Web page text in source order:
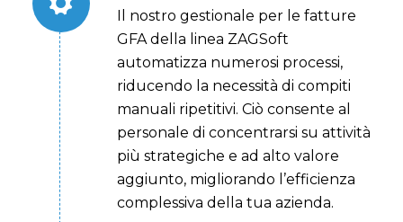
Il nostro gestionale per le fatture
GFA della linea ZAGSoft
automatizza numerosi processi,
riducendo la necessità di compiti
manuali ripetitivi. Ciò consente al
personale di concentrarsi su attività
più strategiche e ad alto valore
aggiunto, migliorando l’efficienza
complessiva della tua azienda.